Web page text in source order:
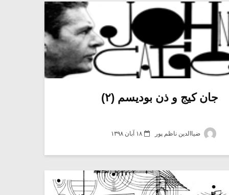
جان کیج و ذن بودیسم (۲)
ضیاالدین ناظم پور ۱۸ آبان ۱۳۹۸
میکلوش روژا